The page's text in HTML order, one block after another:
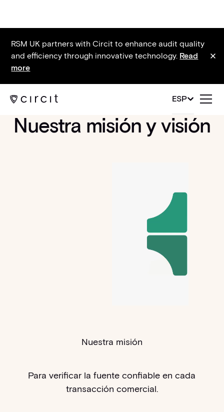
RSM UK partners with Circit to enhance audit quality
and efficiency through innovative technology. Read
more
ESP
Nuestra misión y visión
Nuestra misión
Para verificar la fuente confiable en cada
transacción comercial.